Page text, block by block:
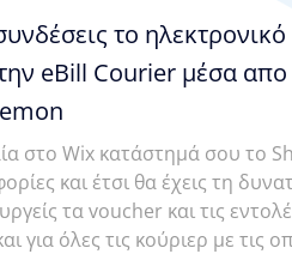
το
eBill Courier μέσα απο
στο Wix κατάστημά σου το
και έτσι θα έχεις τη
τα voucher και τις
για όλες τις κούριερ με τις